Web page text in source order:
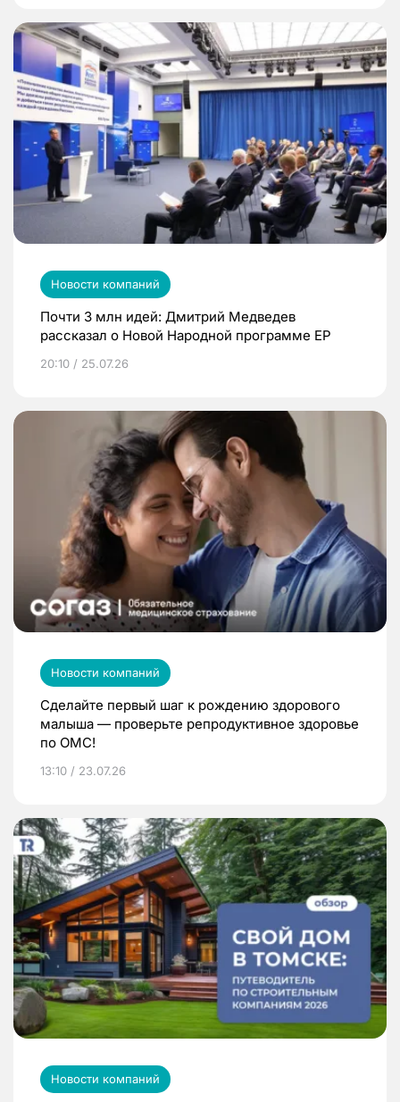
Новости компаний
Почти 3 млн идей: Дмитрий Медведев
рассказал о Новой Народной программе ЕР
20:10 / 25.07.26
Новости компаний
Сделайте первый шаг к рождению здорового
малыша — проверьте репродуктивное здоровье
по ОМС!
13:10 / 23.07.26
Новости компаний